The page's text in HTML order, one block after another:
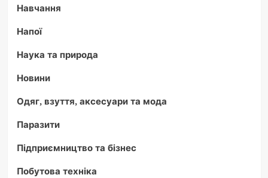
Навчання
Напої
Наука та природа
Новини
Одяг, взуття, аксесуари та мода
Паразити
Підприємництво та бізнес
Побутова техніка